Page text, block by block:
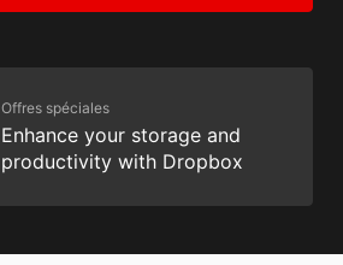
Offres spéciales
Enhance your storage and
productivity with Dropbox